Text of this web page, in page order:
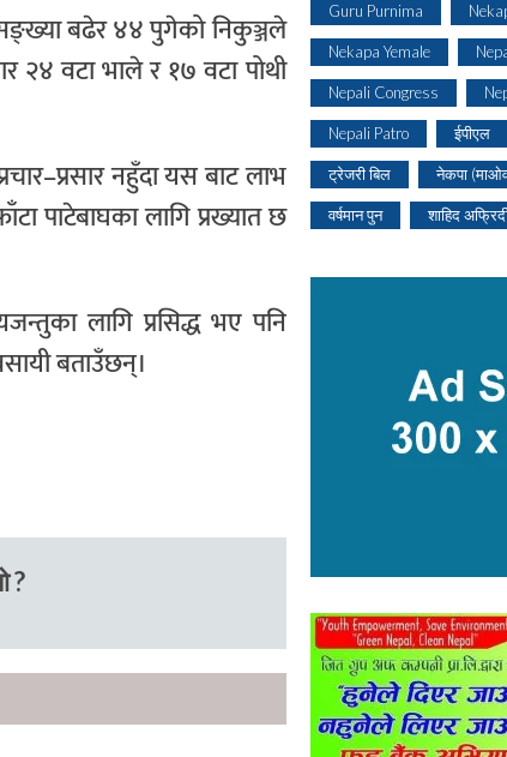
बढेर ४४ पुगेको निकुञ्जले
२४ वटा भाले र १७ वटा पोथी
नहुँदा यस बाट लाभ
पाटेबाघका लागि प्रख्यात छ
लागि प्रसिद्ध भए पनि
बताउँछन्।
?
Guru Purnima
Nekapa Yemale
Nepali Congress
Nepali Patro ईपीएल
ट्रेजरी बिल नेकपा
वर्षमान पुन शाहिद